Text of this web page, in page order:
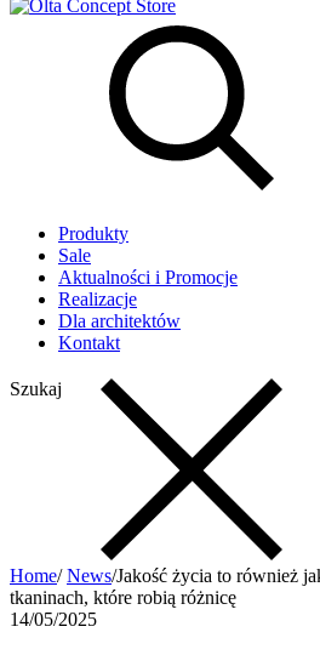
Produkty
Sale
Aktualności i Promocje
Realizacje
Dla architektów
Kontakt
Szukaj
Home/ News/Jakość życia to również
tkaninach, które robią różnicę
14/05/2025